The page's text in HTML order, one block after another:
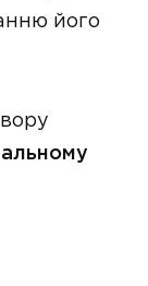
його